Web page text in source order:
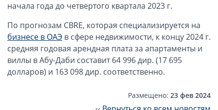
Оффшоры на БВО (BVI)
Оффшоры на Маршалловых Островах
Оффшоры в Панаме
Финансовая отчетность
начала года до четвертого квартала 2023 г.
По прогнозам CBRE, которая специализируется на
бизнесе в ОАЭ в сфере недвижимости, к концу 2024 г.
средняя годовая арендная плата за апартаменты и
виллы в Абу-Даби составит 64 996 дир. (17 695
долларов) и 163 098 дир. соответственно.
Размещено: 23 фев 2024